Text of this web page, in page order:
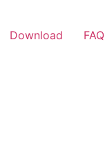
Download FAQ